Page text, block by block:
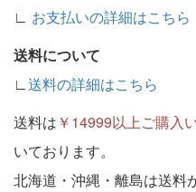
∟ お支払いの詳細はこちら
送料について
∟送料の詳細はこちら
送料は ￥14999以上ご購入
いております。
北海道・沖縄・離島は送料